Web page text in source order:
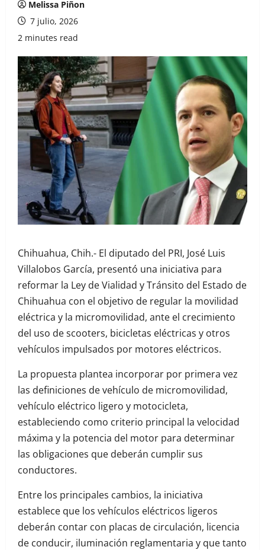
Melissa Piñon
7 julio, 2026
2 minutes read
Chihuahua, Chih.- El diputado del PRI, José Luis
Villalobos García, presentó una iniciativa para
reformar la Ley de Vialidad y Tránsito del Estado de
Chihuahua con el objetivo de regular la movilidad
eléctrica y la micromovilidad, ante el crecimiento
del uso de scooters, bicicletas eléctricas y otros
vehículos impulsados por motores eléctricos.
La propuesta plantea incorporar por primera vez
las definiciones de vehículo de micromovilidad,
vehículo eléctrico ligero y motocicleta,
estableciendo como criterio principal la velocidad
máxima y la potencia del motor para determinar
las obligaciones que deberán cumplir sus
conductores.
Entre los principales cambios, la iniciativa
establece que los vehículos eléctricos ligeros
deberán contar con placas de circulación, licencia
de conducir, iluminación reglamentaria y que tanto